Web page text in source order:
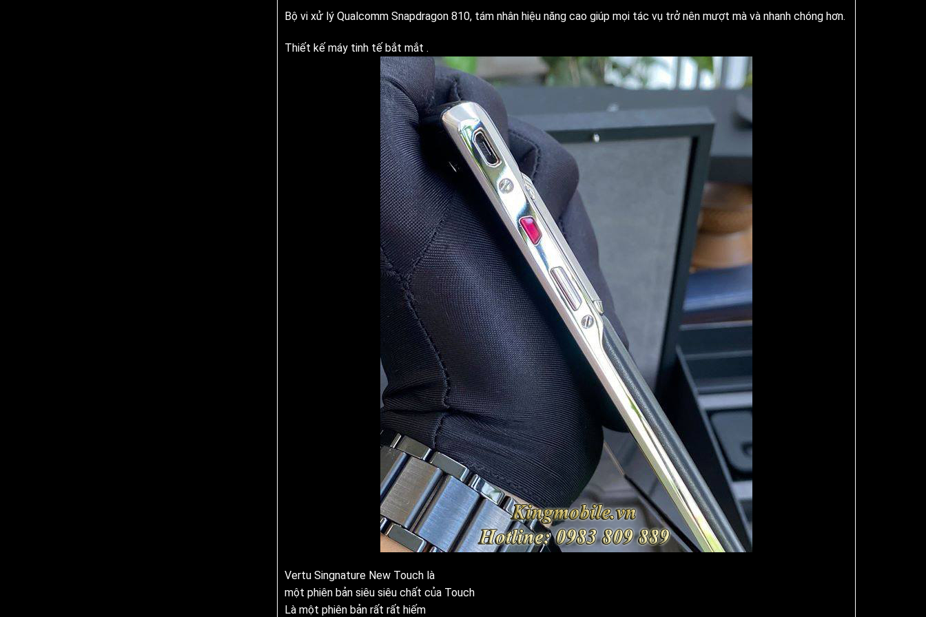
Bộ vi xử lý Qualcomm Snapdragon 810, tám nhân hiệu năng cao giúp mọi tác vụ trở nên mượt mà và nhanh chóng hơn.
Thiết kế máy tinh tế bắt mắt .
Vertu Singnature New Touch là
một phiên bản siêu siêu chất của Touch
Là một phiên bản rất rất hiếm